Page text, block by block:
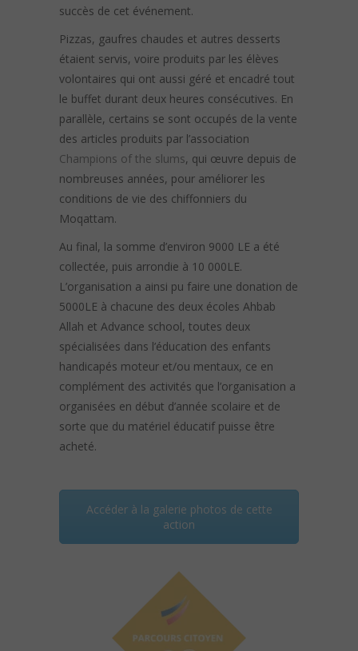
succès de cet événement.
Pizzas, gaufres chaudes et autres desserts
étaient servis, voire produits par les élèves
volontaires qui ont aussi géré et encadré tout
le buffet durant deux heures consécutives. En
parallèle, certains se sont occupés de la vente
des articles produits par l’association
Champions of the slums, qui œuvre depuis de
nombreuses années, pour améliorer les
conditions de vie des chiffonniers du
Moqattam.
Au final, la somme d’environ 9000 LE a été
collectée, puis arrondie à 10 000LE.
L’organisation a ainsi pu faire une donation de
5000LE à chacune des deux écoles Ahbab
Allah et Advance school, toutes deux
spécialisées dans l’éducation des enfants
handicapés moteur et/ou mentaux, ce en
complément des activités que l’organisation a
organisées en début d’année scolaire et de
sorte que du matériel éducatif puisse être
acheté.
Accéder à la galerie photos de cette
action